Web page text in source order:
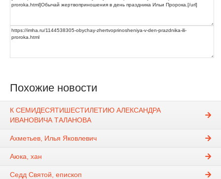
Похожие новости
К СЕМИДЕСЯТИШЕСТИЛЕТИЮ АЛЕКСАНДРА
ИВАНОВИЧА ТАЛАНОВА
Ахметьев, Илья Яковлевич
Аюка, хан
Седд Святой, епископ